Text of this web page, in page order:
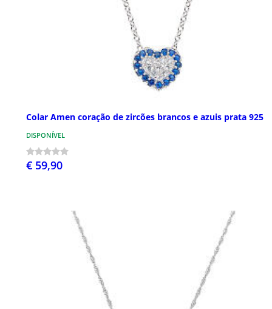
Colar Amen coração de zircões brancos e azuis prata 925
DISPONÍVEL
€ 59,90